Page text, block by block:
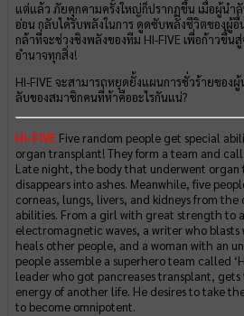
แต่แล้ว ภัยคุกคามครั้งใหญ่ก็ปรากฏขึ้น เมื่อผู้นำ
อ่อน กลับได้รับพลังในการ ดูดซับพลังชีวิตของผู้อื่
กล้าที่จะช่วงชิงพลังของทีม HI-FIVE เพื่อก้าวขึ้น
อำนาจทุกสิ่ง!
HI-FIVE จะสามารถหยุดยั้งแผนการชั่วร้ายของ
ลับของสมาชิกคนที่ห้าคืออะไรกันแน่?
HI-FIVE Five random people get special
organ transplant! They form a team and call
Late night, the body that underwent organ
disappears into ashes. Meanwhile, five
corneas, lungs, livers, and kidneys from
abilities. From a girl with great strength to
electromagnetic waves, a writer who
heals other people, and a woman with an
people assemble a superhero team called
leader who got pancreases transplant,
energy of another life. He desires to take
to become omnipotent.